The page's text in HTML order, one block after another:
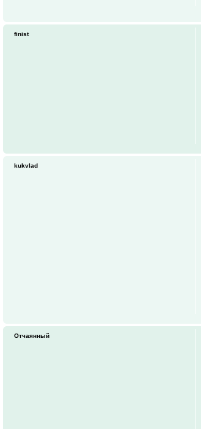
finist
kukvlad
Отчаянный